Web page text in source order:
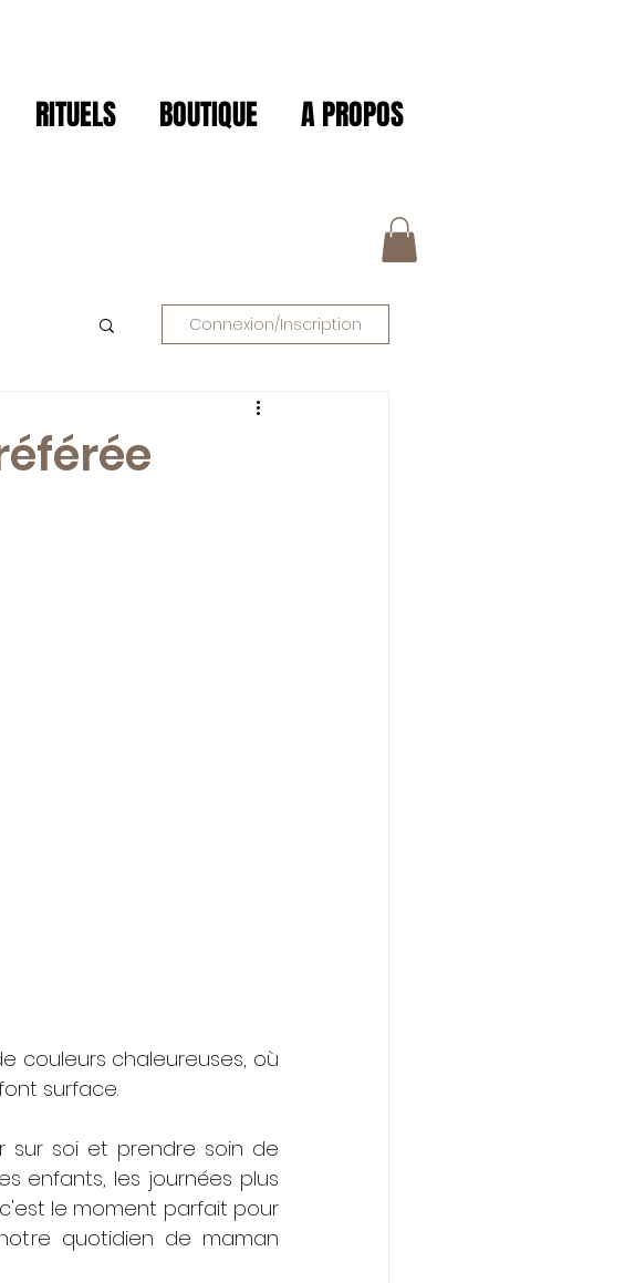
RITUELS BOUTIQUE A PROPOS
Connexion/Inscription
couleurs chaleureuses, où
surface.
sur soi et prendre soin de
enfants, les journées plus
le moment parfait pour
quotidien de maman